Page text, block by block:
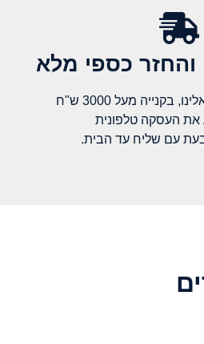
כספי מלא​
בקנייה מעל 3000 ש"ח
את העסקה טלפונית
עם שליח עד הבית.